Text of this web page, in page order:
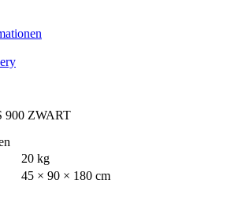
ZWART
20 kg
45 × 90 × 180 cm